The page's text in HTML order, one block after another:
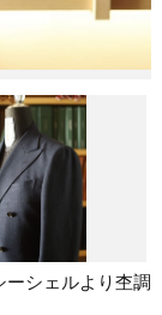
シェルより杢調